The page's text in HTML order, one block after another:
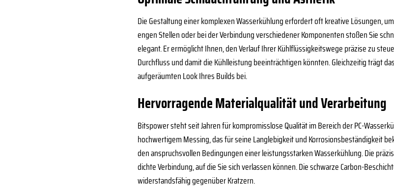
Die Gestaltung einer komplexen Wasserkühlung erfordert oft kreative Lösungen,
engen Stellen oder bei der Verbindung verschiedener Komponenten stoßen Sie
elegant. Er ermöglicht Ihnen, den Verlauf Ihrer Kühlflüssigkeitswege präzise zu
Durchfluss und damit die Kühlleistung beeinträchtigen könnten. Gleichzeitig trägt
aufgeräumten Look Ihres Builds bei.
Hervorragende Materialqualität und Verarbeitung
Bitspower steht seit Jahren für kompromisslose Qualität im Bereich der PC-
hochwertigem Messing, das für seine Langlebigkeit und Korrosionsbeständigkeit
den anspruchsvollen Bedingungen einer leistungsstarken Wasserkühlung. Die
dichte Verbindung, auf die Sie sich verlassen können. Die schwarze Carbon-
widerstandsfähig gegenüber Kratzern.